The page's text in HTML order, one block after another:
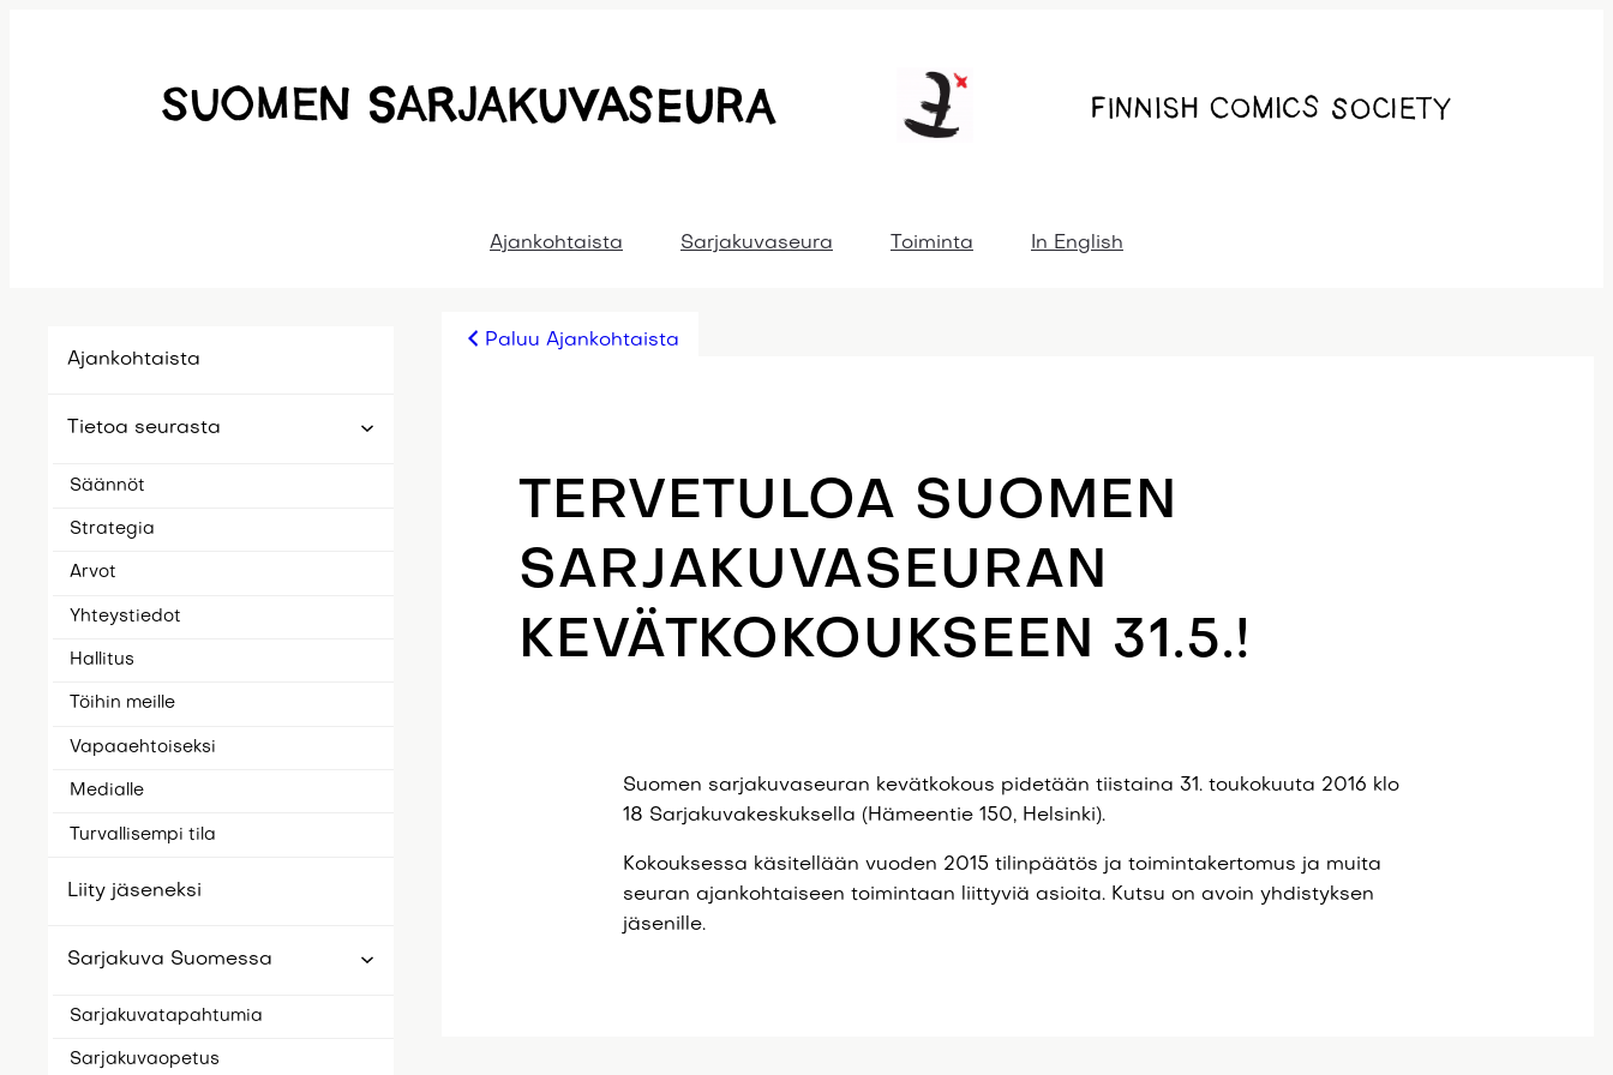
Ajankohtaista Sarjakuvaseura Toiminta In English
Ajankohtaista
Tietoa seurasta
Säännöt
Strategia
Arvot
Yhteystiedot
Hallitus
Töihin meille
Vapaaehtoiseksi
Medialle
Turvallisempi tila
Liity jäseneksi
Sarjakuva Suomessa
Sarjakuvatapahtumia
Sarjakuvaopetus
Paluu Ajankohtaista
TERVETULOA SUOMEN
SARJAKUVASEURAN
KEVÄTKOKOUKSEEN 31.5.!
Suomen sarjakuvaseuran kevätkokous pidetään tiistaina 31. toukokuuta 2016 klo
18 Sarjakuvakeskuksella (Hämeentie 150, Helsinki).
Kokouksessa käsitellään vuoden 2015 tilinpäätös ja toimintakertomus ja muita
seuran ajankohtaiseen toimintaan liittyviä asioita. Kutsu on avoin yhdistyksen
jäsenille.